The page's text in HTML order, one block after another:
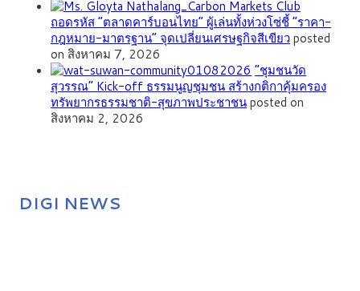
ถอดรหัส “ตลาดคาร์บอนไทย” ผู้เล่นทั้งห่วงโซ่ชี้ “ราคา-
กฎหมาย-มาตรฐาน” จุดเปลี่ยนเศรษฐกิจสีเขียวposted
on สิงหาคม 7, 2026
”ชุมชนวัด
สุวรรณ” Kick-off ธรรมนูญชุมชน สร้างกติกาคุ้มครอง
ทรัพยากรธรรมชาติ-สุขภาพประชาชนposted on
สิงหาคม 2, 2026
DIGI NEWS